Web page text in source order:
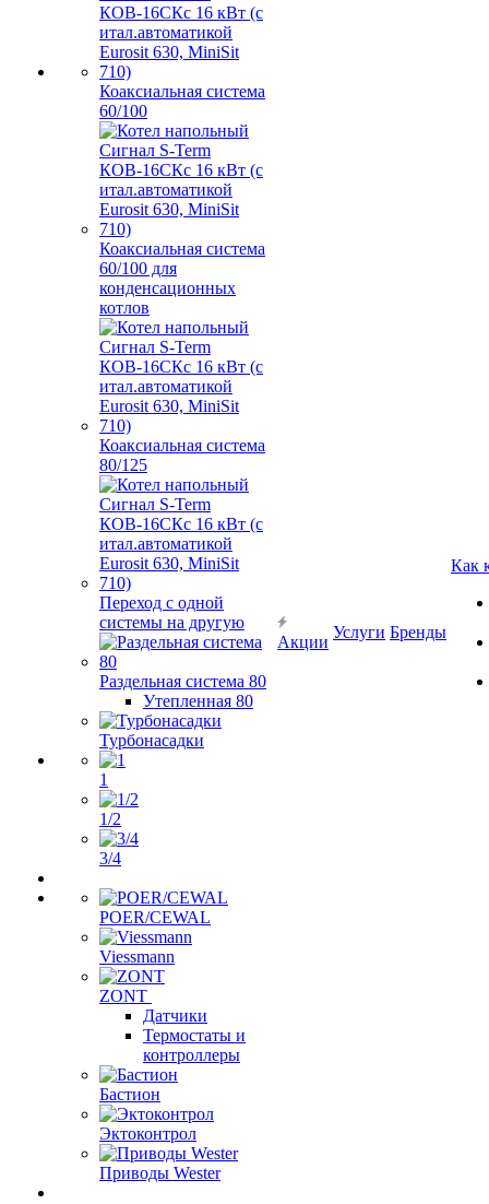
Коаксиальная система
60/100
Коаксиальная система
60/100 для
конденсационных
котлов
Коаксиальная система
80/125
Переход с одной
системы на другую
Раздельная система 80
Утепленная 80
Турбонасадки
1
1/2
3/4
POER/CEWAL
Viessmann
ZONT
Датчики
Термостаты и
контроллеры
Бастион
Эктоконтрол
Приводы Wester
Акции
Услуги Бренды
Как